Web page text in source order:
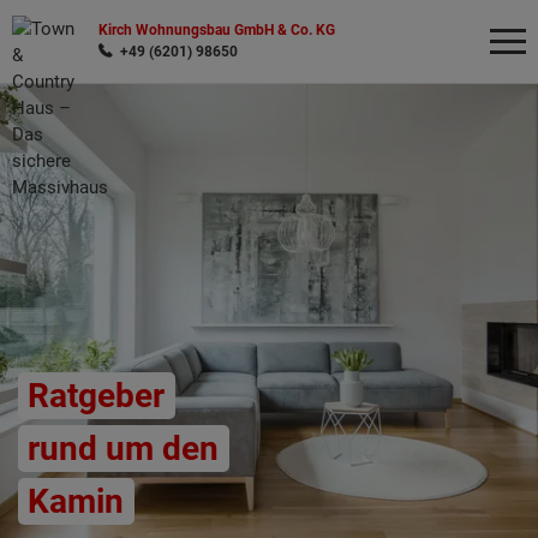
Kirch Wohnungsbau GmbH & Co. KG
+49 (6201) 98650
Ratgeber
rund um den
Kamin
Wonach möchten Sie suchen?